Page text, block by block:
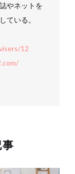
やネットを
ている。
12